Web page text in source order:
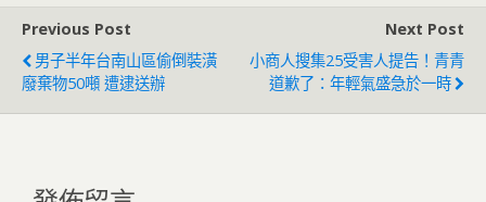
Previous Post
男子半年台南山區偷倒裝潢
廢棄物50噸 遭逮送辦
Next Post
小商人搜集25受害人提告！青青
道歉了：年輕氣盛急於一時